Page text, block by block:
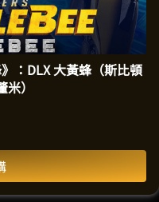
：DLX 大黃蜂（斯比頓
）